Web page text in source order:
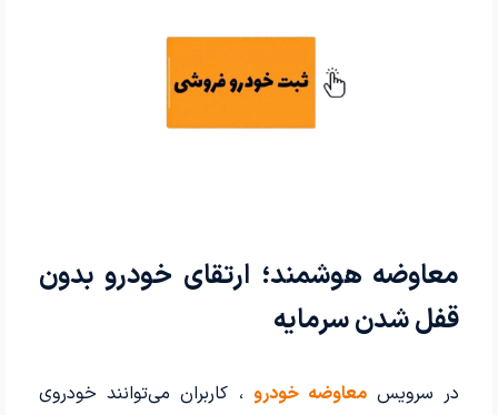
معاوضه هوشمند؛ ارتقای خودرو بدون
قفل شدن سرمایه
در سرویسمعاوضه خودرو، کاربران می‌توانند خودروی